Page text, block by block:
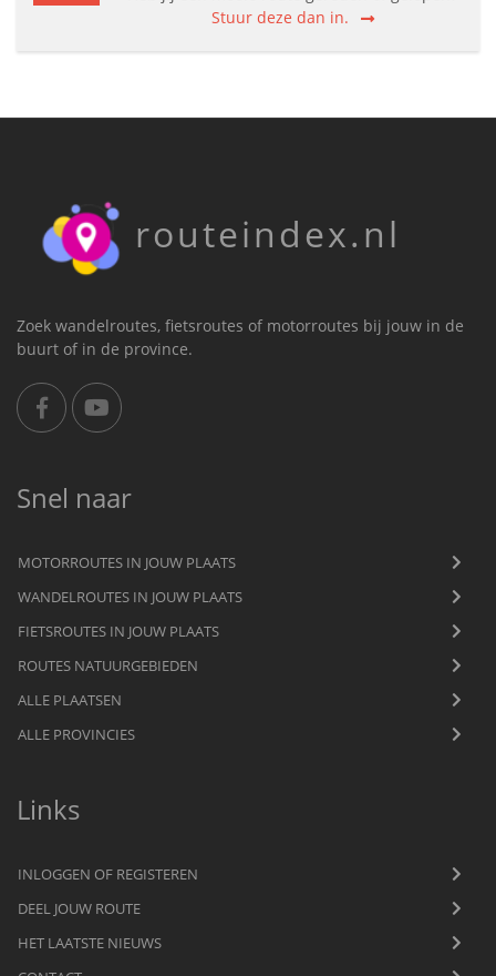
Stuur deze dan in.
routeindex.nl
Zoek wandelroutes, fietsroutes of motorroutes bij jouw in de
buurt of in de province.
Snel naar
MOTORROUTES IN JOUW PLAATS
WANDELROUTES IN JOUW PLAATS
FIETSROUTES IN JOUW PLAATS
ROUTES NATUURGEBIEDEN
ALLE PLAATSEN
ALLE PROVINCIES
Links
INLOGGEN OF REGISTEREN
DEEL JOUW ROUTE
HET LAATSTE NIEUWS